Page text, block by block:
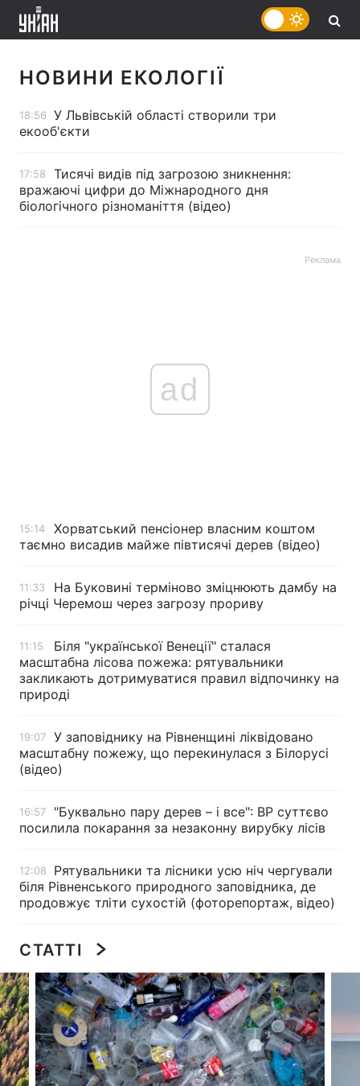
Україна Політика
Спорт Наука
Здоров'я Туризм
Цікавинки Погода
Екологія Регіони
НОВИНИ ЕКОЛОГІЇ
18:56
У Львівській області створили три
екооб'єкти
17:58
Тисячі видів під загрозою зникнення:
вражаючі цифри до Міжнародного дня
біологічного різноманіття (відео)
Реклама
ad
15:14
Хорватський пенсіонер власним коштом
таємно висадив майже півтисячі дерев (відео)
11:33
На Буковині терміново зміцнюють дамбу на
річці Черемош через загрозу прориву
11:15
Біля "української Венеції" сталася
масштабна лісова пожежа: рятувальники
закликають дотримуватися правил відпочинку на
природі
19:07
У заповіднику на Рівненщині ліквідовано
масштабну пожежу, що перекинулася з Білорусі
(відео)
16:57
"Буквально пару дерев – і все": ВР суттєво
посилила покарання за незаконну вирубку лісів
12:08
Рятувальники та лісники усю ніч чергували
біля Рівненського природного заповідника, де
продовжує тліти сухостій (фоторепортаж, відео)
СТАТТІ